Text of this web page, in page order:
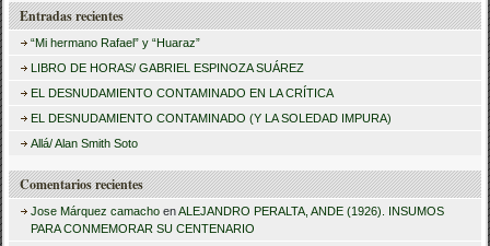
s
r
Entradas recientes
“Mi hermano Rafael” y “Huaraz”
LIBRO DE HORAS/ GABRIEL ESPINOZA SUÁREZ
EL DESNUDAMIENTO CONTAMINADO EN LA CRÍTICA
EL DESNUDAMIENTO CONTAMINADO (Y LA SOLEDAD IMPURA)
Allá/ Alan Smith Soto
Comentarios recientes
Jose Márquez camacho enALEJANDRO PERALTA, ANDE (1926). INSUMOS
PARA CONMEMORAR SU CENTENARIO